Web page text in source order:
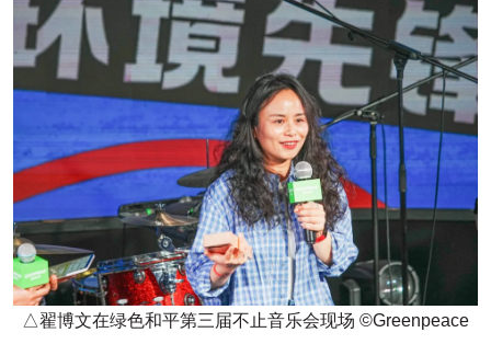
△翟博文在绿色和平第三届不止音乐会现场 ©Greenpeace